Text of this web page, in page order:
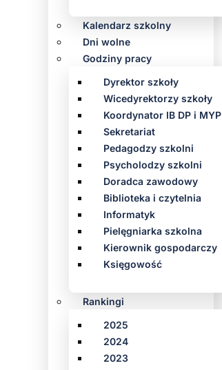
Kalendarz szkolny
Dni wolne
Godziny pracy
Dyrektor szkoły
Wicedyrektorzy szkoły
Koordynator IB DP i MYP
Sekretariat
Pedagodzy szkolni
Psycholodzy szkolni
Doradca zawodowy
Biblioteka i czytelnia
Informatyk
Pielęgniarka szkolna
Kierownik gospodarczy
Księgowość
Rankingi
2025
2024
2023